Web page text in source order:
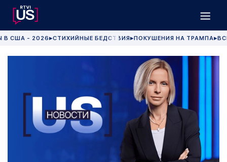
В США - 2026 ▶СТИХИЙНЫЕ БЕДСТВИЯ▶ПОКУШЕНИЯ НА ТРАМПА▶